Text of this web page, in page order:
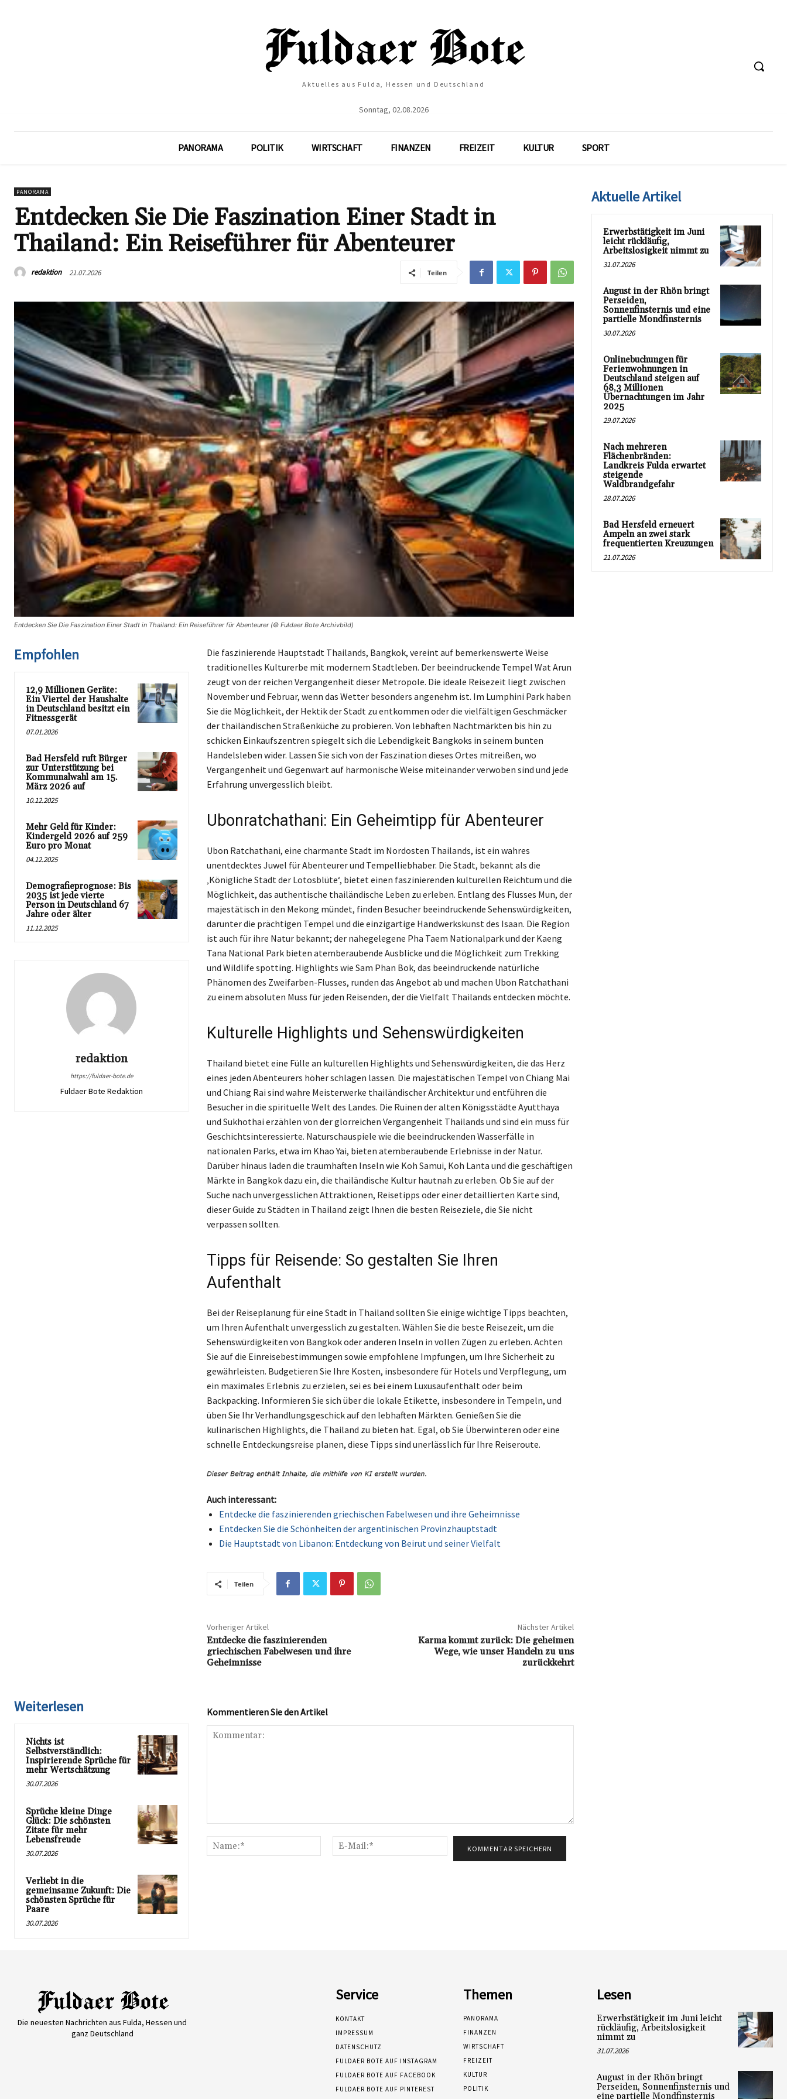
Aktuelles aus Fulda, Hessen und Deutschland
Sonntag, 02.08.2026
PANORAMA POLITIK WIRTSCHAFT FINANZEN FREIZEIT KULTUR SPORT
PANORAMA
Entdecken Sie Die Faszination Einer Stadt in
Thailand: Ein Reiseführer für Abenteurer
redaktion 21.07.2026 Teilen
Entdecken Sie Die Faszination Einer Stadt in Thailand: Ein Reiseführer für Abenteurer (© Fuldaer Bote Archivbild)
Empfohlen
12,9 Millionen Geräte:
Ein Viertel der Haushalte
in Deutschland besitzt ein
Fitnessgerät
07.01.2026
Bad Hersfeld ruft Bürger
zur Unterstützung bei
Kommunalwahl am 15.
März 2026 auf
10.12.2025
Mehr Geld für Kinder:
Kindergeld 2026 auf 259
Euro pro Monat
04.12.2025
Demografieprognose: Bis
2035 ist jede vierte
Person in Deutschland 67
Jahre oder älter
11.12.2025
redaktion
https://fuldaer-bote.de
Fuldaer Bote Redaktion
Die faszinierende Hauptstadt Thailands, Bangkok, vereint auf bemerkenswerte Weise
traditionelles Kulturerbe mit modernem Stadtleben. Der beeindruckende Tempel Wat Arun
zeugt von der reichen Vergangenheit dieser Metropole. Die ideale Reisezeit liegt zwischen
November und Februar, wenn das Wetter besonders angenehm ist. Im Lumphini Park haben
Sie die Möglichkeit, der Hektik der Stadt zu entkommen oder die vielfältigen Geschmäcker
der thailändischen Straßenküche zu probieren. Von lebhaften Nachtmärkten bis hin zu
schicken Einkaufszentren spiegelt sich die Lebendigkeit Bangkoks in seinem bunten
Handelsleben wider. Lassen Sie sich von der Faszination dieses Ortes mitreißen, wo
Vergangenheit und Gegenwart auf harmonische Weise miteinander verwoben sind und jede
Erfahrung unvergesslich bleibt.
Ubonratchathani: Ein Geheimtipp für Abenteurer
Ubon Ratchathani, eine charmante Stadt im Nordosten Thailands, ist ein wahres
unentdecktes Juwel für Abenteurer und Tempelliebhaber. Die Stadt, bekannt als die
‚Königliche Stadt der Lotosblüte‘, bietet einen faszinierenden kulturellen Reichtum und die
Möglichkeit, das authentische thailändische Leben zu erleben. Entlang des Flusses Mun, der
majestätisch in den Mekong mündet, finden Besucher beeindruckende Sehenswürdigkeiten,
darunter die prächtigen Tempel und die einzigartige Handwerkskunst des Isaan. Die Region
ist auch für ihre Natur bekannt; der nahegelegene Pha Taem Nationalpark und der Kaeng
Tana National Park bieten atemberaubende Ausblicke und die Möglichkeit zum Trekking
und Wildlife spotting. Highlights wie Sam Phan Bok, das beeindruckende natürliche
Phänomen des Zweifarben-Flusses, runden das Angebot ab und machen Ubon Ratchathani
zu einem absoluten Muss für jeden Reisenden, der die Vielfalt Thailands entdecken möchte.
Kulturelle Highlights und Sehenswürdigkeiten
Thailand bietet eine Fülle an kulturellen Highlights und Sehenswürdigkeiten, die das Herz
eines jeden Abenteurers höher schlagen lassen. Die majestätischen Tempel von Chiang Mai
und Chiang Rai sind wahre Meisterwerke thailändischer Architektur und entführen die
Besucher in die spirituelle Welt des Landes. Die Ruinen der alten Königsstädte Ayutthaya
und Sukhothai erzählen von der glorreichen Vergangenheit Thailands und sind ein muss für
Geschichtsinteressierte. Naturschauspiele wie die beeindruckenden Wasserfälle in
nationalen Parks, etwa im Khao Yai, bieten atemberaubende Erlebnisse in der Natur.
Darüber hinaus laden die traumhaften Inseln wie Koh Samui, Koh Lanta und die geschäftigen
Märkte in Bangkok dazu ein, die thailändische Kultur hautnah zu erleben. Ob Sie auf der
Suche nach unvergesslichen Attraktionen, Reisetipps oder einer detaillierten Karte sind,
dieser Guide zu Städten in Thailand zeigt Ihnen die besten Reiseziele, die Sie nicht
verpassen sollten.
Tipps für Reisende: So gestalten Sie Ihren
Aufenthalt
Bei der Reiseplanung für eine Stadt in Thailand sollten Sie einige wichtige Tipps beachten,
um Ihren Aufenthalt unvergesslich zu gestalten. Wählen Sie die beste Reisezeit, um die
Sehenswürdigkeiten von Bangkok oder anderen Inseln in vollen Zügen zu erleben. Achten
Sie auf die Einreisebestimmungen sowie empfohlene Impfungen, um Ihre Sicherheit zu
gewährleisten. Budgetieren Sie Ihre Kosten, insbesondere für Hotels und Verpflegung, um
ein maximales Erlebnis zu erzielen, sei es bei einem Luxusaufenthalt oder beim
Backpacking. Informieren Sie sich über die lokale Etikette, insbesondere in Tempeln, und
üben Sie Ihr Verhandlungsgeschick auf den lebhaften Märkten. Genießen Sie die
kulinarischen Highlights, die Thailand zu bieten hat. Egal, ob Sie Überwinteren oder eine
schnelle Entdeckungsreise planen, diese Tipps sind unerlässlich für Ihre Reiseroute.
Auch interessant:
Entdecke die faszinierenden griechischen Fabelwesen und ihre Geheimnisse
Entdecken Sie die Schönheiten der argentinischen Provinzhauptstadt
Die Hauptstadt von Libanon: Entdeckung von Beirut und seiner Vielfalt
Teilen
Vorheriger Artikel
Entdecke die faszinierenden
griechischen Fabelwesen und ihre
Geheimnisse
Nächster Artikel
Karma kommt zurück: Die geheimen
Wege, wie unser Handeln zu uns
zurückkehrt
Weiterlesen
Nichts ist
Selbstverständlich:
Inspirierende Sprüche für
mehr Wertschätzung
30.07.2026
Sprüche kleine Dinge
Glück: Die schönsten
Zitate für mehr
Lebensfreude
30.07.2026
Verliebt in die
gemeinsame Zukunft: Die
schönsten Sprüche für
Paare
30.07.2026
Kommentieren Sie den Artikel
Name:*
Mail:*
Aktuelle Artikel
Erwerbstätigkeit im Juni
leicht rückläufig,
Arbeitslosigkeit nimmt zu
31.07.2026
August in der Rhön bringt
Perseiden,
Sonnenfinsternis und eine
partielle Mondfinsternis
30.07.2026
Onlinebuchungen für
Ferienwohnungen in
Deutschland steigen auf
68,3 Millionen
Übernachtungen im Jahr
2025
29.07.2026
Nach mehreren
Flächenbränden:
Landkreis Fulda erwartet
steigende
Waldbrandgefahr
28.07.2026
Bad Hersfeld erneuert
Ampeln an zwei stark
frequentierten Kreuzungen
21.07.2026
Die neuesten Nachrichten aus Fulda, Hessen und
ganz Deutschland
Service
KONTAKT
IMPRESSUM
DATENSCHUTZ
FULDAER BOTE AUF INSTAGRAM
FULDAER BOTE AUF FACEBOOK
FULDAER BOTE AUF PINTEREST
Themen
PANORAMA
FINANZEN
WIRTSCHAFT
FREIZEIT
KULTUR
POLITIK
Lesen
Erwerbstätigkeit im Juni leicht
rückläufig, Arbeitslosigkeit
nimmt zu
31.07.2026
August in der Rhön bringt
Perseiden, Sonnenfinsternis und
eine partielle Mondfinsternis